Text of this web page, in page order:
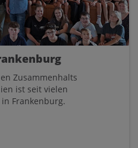
Zusammenhalts
ist seit vielen
Frankenburg.